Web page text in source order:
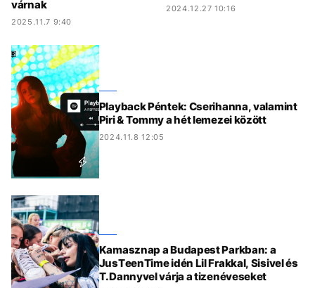
várnak
2025.11.7 9:40
2024.12.27 10:16
Playback Péntek: Cserihanna, valamint
Piri & Tommy a hét lemezei között
2024.11.8 12:05
Kamasznap a Budapest Parkban: a
JusTeenTime idén Lil Frakkal, Sisivel és
T.Dannyvel várja a tizenéveseket